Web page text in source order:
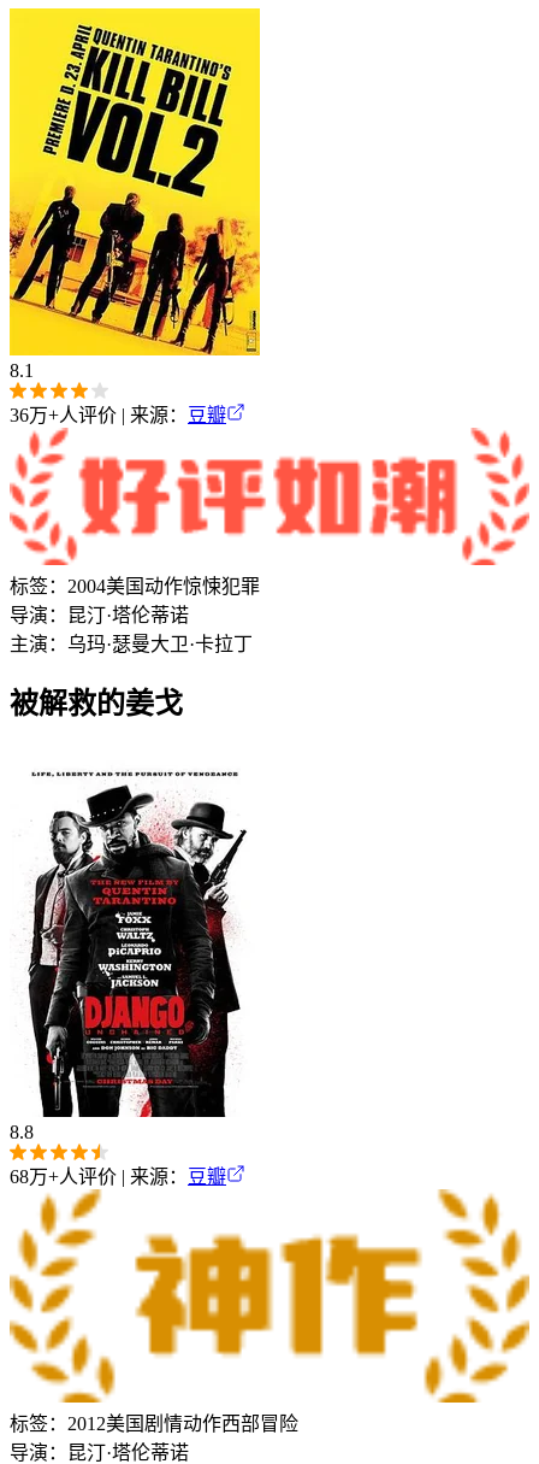
8.1
36万+人评价 | 来源： 豆瓣
标签： 2004美国动作惊悚犯罪
导演：
昆汀·塔伦蒂诺
主演： 乌玛·瑟曼大卫·卡拉丁
被解救的姜戈
8.8
68万+人评价 | 来源： 豆瓣
标签： 2012美国 剧情动作西部冒险
导演：
昆汀·塔伦蒂诺